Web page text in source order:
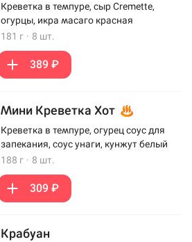
Креветка в темпуре, сыр Cremette,
огурцы, икра масаго красная
181 г · 8 шт.
389 ₽
Мини Креветка Хот
Креветка в темпуре, огурец соус для
запекания, соус унаги, кунжут белый
188 г · 8 шт.
309 ₽
Крабуан